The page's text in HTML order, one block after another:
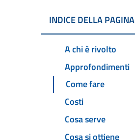
INDICE DELLA PAGINA
A chi è rivolto
Approfondimenti
Come fare
Costi
Cosa serve
Cosa si ottiene